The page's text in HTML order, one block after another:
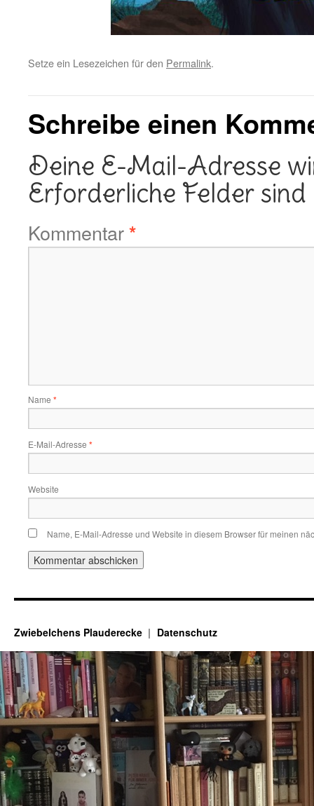
Setze ein Lesezeichen für den Permalink.
Schreibe einen
Deine E-Mail-Adresse
Erforderliche Felder
Kommentar*
Name *
E-Mail-Adresse *
Website
Name, E-Mail-Adresse und Website in diesem Browser für meinen
Zwiebelchens Plauderecke Datenschutz